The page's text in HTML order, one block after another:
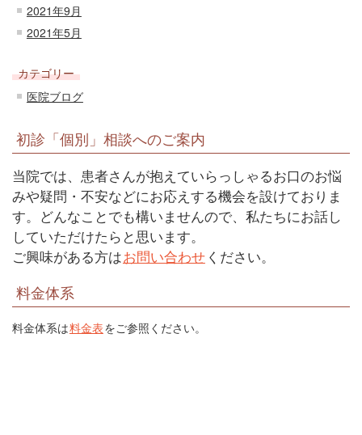
2021年9月
2021年5月
カテゴリー
医院ブログ
初診「個別」相談へのご案内
当院では、患者さんが抱えていらっしゃるお口のお悩
みや疑問・不安などにお応えする機会を設けておりま
す。どんなことでも構いませんので、私たちにお話し
していただけたらと思います。
ご興味がある方はお問い合わせ ください。
料金体系
料金体系は料金表をご参照ください。